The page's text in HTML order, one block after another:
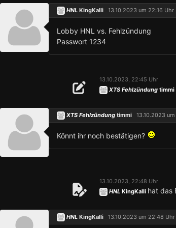
HNL KingKalli 13.10.2023 um 22:16 Uhr
Lobby HNL vs. Fehlzündung
Passwort 1234
13.10.2023, 22:45 Uhr
XTS Fehlzündung timmi
XTS Fehlzündung timmi 13.10.2023
Könnt ihr noch bestätigen?
13.10.2023, 22:48 Uhr
HNL KingKalli hat das
HNL KingKalli 13.10.2023 um 22:48 Uhr